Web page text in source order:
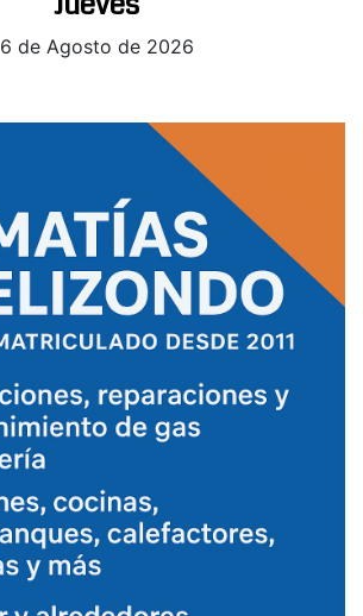
6 de Agosto de 2026